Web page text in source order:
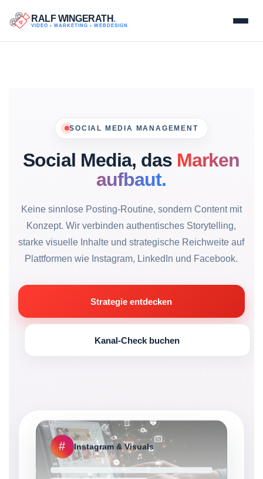
RALF WINGERATH.
VIDEO • MARKETING • WEBDESIGN
SOCIAL MEDIA MANAGEMENT
Social Media, das Marken
aufbaut.
Keine sinnlose Posting-Routine, sondern Content mit
Konzept. Wir verbinden authentisches Storytelling,
starke visuelle Inhalte und strategische Reichweite auf
Plattformen wie Instagram, LinkedIn und Facebook.
Strategie entdecken
Kanal-Check buchen
# Instagram & Visuals